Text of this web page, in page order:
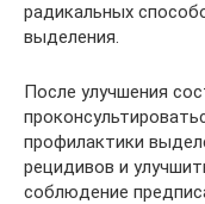
радикальных
выделения.
После улучшения
профилактики
рецидивов и
соблюдение